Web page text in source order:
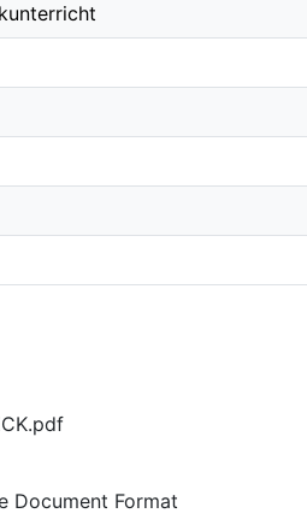
Document Format